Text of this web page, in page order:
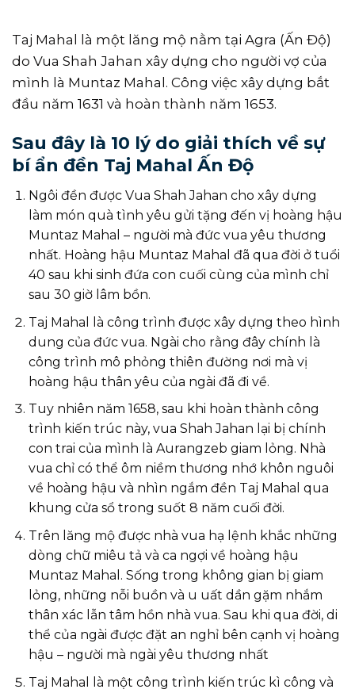
Taj Mahal là một lăng mộ nằm tại Agra (Ấn Độ)
do Vua Shah Jahan xây dựng cho người vợ của
mình là Muntaz Mahal. Công việc xây dựng bắt
đầu năm 1631 và hoàn thành năm 1653.
Sau đây là 10 lý do giải thích về sự
bí ẩn đền Taj Mahal Ấn Độ
Ngôi đền được Vua Shah Jahan cho xây dựng
làm món quà tình yêu gửi tặng đến vị hoàng hậu
Muntaz Mahal – người mà đức vua yêu thương
nhất. Hoàng hậu Muntaz Mahal đã qua đời ở tuổi
40 sau khi sinh đứa con cuối cùng của mình chỉ
sau 30 giờ lâm bồn.
Taj Mahal là công trình được xây dựng theo hình
dung của đức vua. Ngài cho rằng đây chính là
công trình mô phỏng thiên đường nơi mà vị
hoàng hậu thân yêu của ngài đã đi về.
Tuy nhiên năm 1658, sau khi hoàn thành công
trình kiến trúc này, vua Shah Jahan lại bị chính
con trai của mình là Aurangzeb giam lỏng. Nhà
vua chỉ có thể ôm niềm thương nhớ khôn nguôi
về hoàng hậu và nhìn ngắm đền Taj Mahal qua
khung cửa sổ trong suốt 8 năm cuối đời.
Trên lăng mộ được nhà vua hạ lệnh khắc những
dòng chữ miêu tả và ca ngợi về hoàng hậu
Muntaz Mahal. Sống trong không gian bị giam
lỏng, những nỗi buồn và u uất dần gặm nhắm
thân xác lẫn tâm hồn nhà vua. Sau khi qua đời, di
thể của ngài được đặt an nghỉ bên cạnh vị hoàng
hậu – người mà ngài yêu thương nhất
Taj Mahal là một công trình kiến trúc kì công và